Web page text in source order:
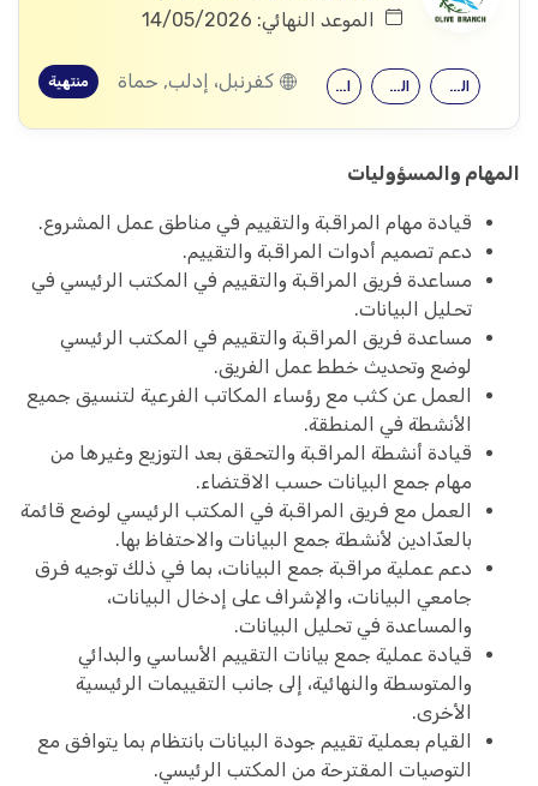
الموعد النهائي: 14/05/2026
الإحصاء العلوم الاجتماعية الدراسات التنموية كفرنبل، إدلب, حماة منتهية
المهام والمسؤوليات
قيادة مهام المراقبة والتقييم في مناطق عمل المشروع.
دعم تصميم أدوات المراقبة والتقييم.
مساعدة فريق المراقبة والتقييم في المكتب الرئيسي في
تحليل البيانات.
مساعدة فريق المراقبة والتقييم في المكتب الرئيسي
لوضع وتحديث خطط عمل الفريق.
العمل عن كثب مع رؤساء المكاتب الفرعية لتنسيق جميع
الأنشطة في المنطقة.
قيادة أنشطة المراقبة والتحقق بعد التوزيع وغيرها من
مهام جمع البيانات حسب الاقتضاء.
العمل مع فريق المراقبة في المكتب الرئيسي لوضع قائمة
بالعدّادين لأنشطة جمع البيانات والاحتفاظ بها.
دعم عملية مراقبة جمع البيانات، بما في ذلك توجيه فرق
جامعي البيانات، والإشراف على إدخال البيانات،
والمساعدة في تحليل البيانات.
قيادة عملية جمع بيانات التقييم الأساسي والبدائي
والمتوسطة والنهائية، إلى جانب التقييمات الرئيسية
الأخرى.
القيام بعملية تقييم جودة البيانات بانتظام بما يتوافق مع
التوصيات المقترحة من المكتب الرئيسي.